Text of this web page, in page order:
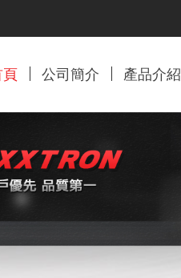
頁 公司簡介 產品介紹